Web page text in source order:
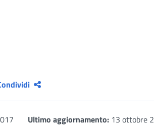
Ultimo aggiornamento: 13 ottobre